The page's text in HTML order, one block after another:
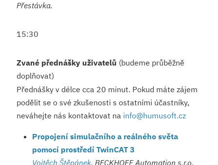
Přestávka.
15:30
Zvané přednášky uživatelů (budeme průběžně
doplňovat)
Přednášky v délce cca 20 minut. Pokud máte zájem
podělit se o své zkušenosti s ostatními účastníky,
neváhejte nás kontaktovat na info@humusoft.cz
Propojení simulačního a reálného světa
pomocí prostředí TwinCAT 3
Vojtěch Štěpánek, BECKHOFF Automation s.r.o.